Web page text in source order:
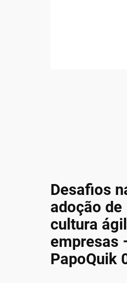
Desafios
adoção de
cultura
empresas
PapoQuik